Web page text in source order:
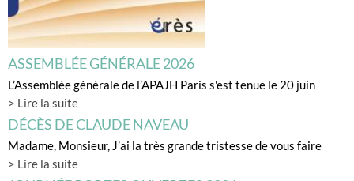
ASSEMBLÉE GÉNÉRALE 2026
L’Assemblée générale de l’APAJH Paris s'est tenue le 20 juin
> Lire la suite
DÉCÈS DE CLAUDE NAVEAU
Madame, Monsieur, J’ai la très grande tristesse de vous faire
> Lire la suite